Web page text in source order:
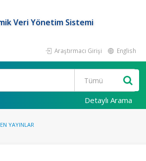
Veri Yönetim Sistemi
Araştırmacı Girişi English
Detaylı Arama
YAYINLAR